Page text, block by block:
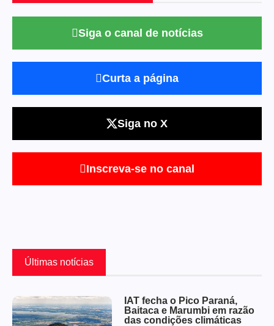
Siga o canal de notícias
Curta a página
Siga no X
Inscreva-se no canal
Últimas notícias
IAT fecha o Pico Paraná,
Baitaca e Marumbi em razão
das condições climáticas